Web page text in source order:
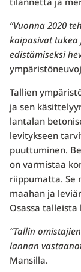
”Vuonna 2020
kaipasivat
edistämiseksi
Tallien
ja sen
lantalan
levitykseen
puuttuminen.
on varmistaa
riippumatta. Se
maahan ja
Osassa
”Tallin
lannan
Mansilla.